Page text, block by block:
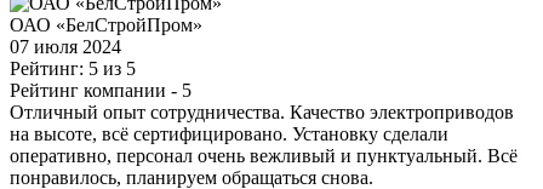
ОАО «БелСтройПром»
07 июля 2024
Рейтинг: 5 из 5
Рейтинг компании - 5
Отличный опыт сотрудничества. Качество электроприводов
на высоте, всё сертифицировано. Установку сделали
оперативно, персонал очень вежливый и пунктуальный. Всё
понравилось, планируем обращаться снова.